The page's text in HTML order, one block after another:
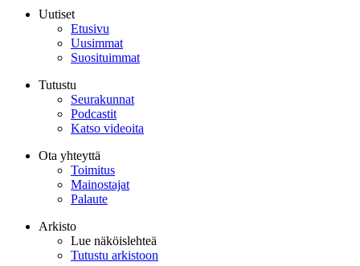
Uutiset
Etusivu
Uusimmat
Suosituimmat
Tutustu
Seurakunnat
Podcastit
Katso videoita
Ota yhteyttä
Toimitus
Mainostajat
Palaute
Arkisto
Lue näköislehteä
Tutustu arkistoon